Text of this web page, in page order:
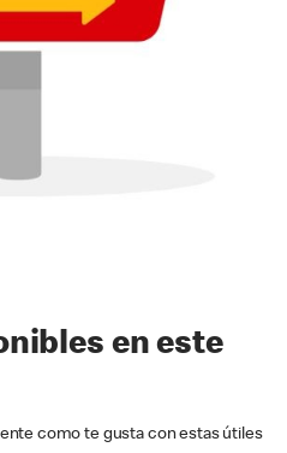
en este
como te gusta con estas útiles